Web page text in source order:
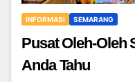
INFORMASI SEMARANG
Pusat Oleh-Oleh
Anda Tahu